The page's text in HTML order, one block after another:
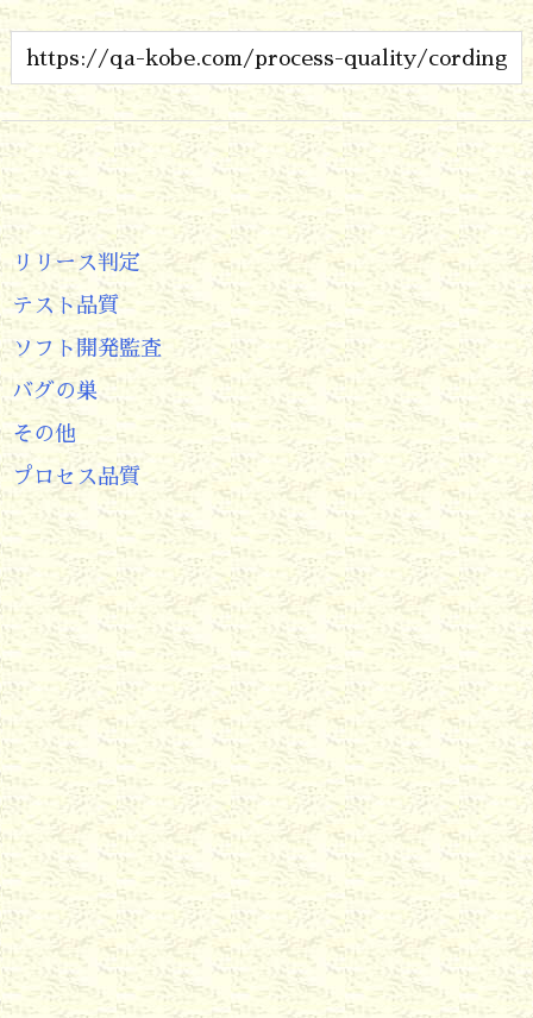
リリース判定
テスト品質
ソフト開発監査
バグの巣
その他
プロセス品質